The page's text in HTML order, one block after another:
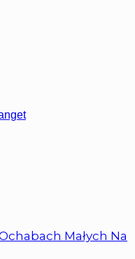
Małych Na